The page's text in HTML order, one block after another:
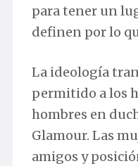
para tener un
definen por lo
La ideología
permitido a los
hombres en
Glamour. Las
amigos y